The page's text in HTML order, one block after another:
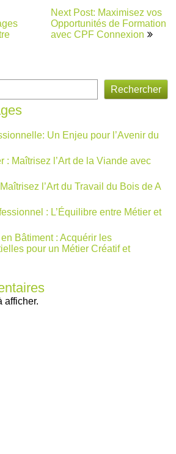
Next Post: Maximisez vos
Opportunités de Formation
avec CPF Connexion
Rechercher
Un Enjeu pour l’Avenir du
: Maîtrisez l’Art de la Viande avec
l’Art du Travail du Bois de A
: L’Équilibre entre Métier et
Bâtiment : Acquérir les
pour un Métier Créatif et
afficher.